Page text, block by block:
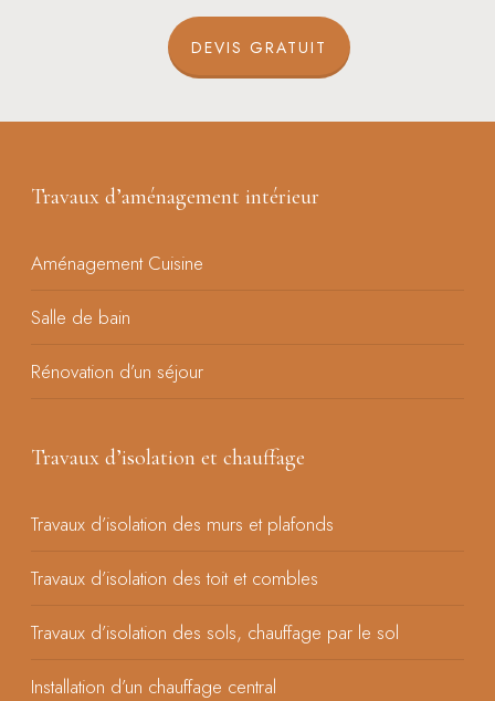
DEVIS GRATUIT
Travaux d’aménagement intérieur
Aménagement Cuisine
Salle de bain
Rénovation d’un séjour
Travaux d’isolation et chauffage
Travaux d’isolation des murs et plafonds
Travaux d’isolation des toit et combles
Travaux d’isolation des sols, chauffage par le sol
Installation d’un chauffage central